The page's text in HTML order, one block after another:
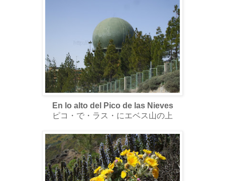
En lo alto del Pico de las Nieves
ピコ・で・ラス・にエベス山の上